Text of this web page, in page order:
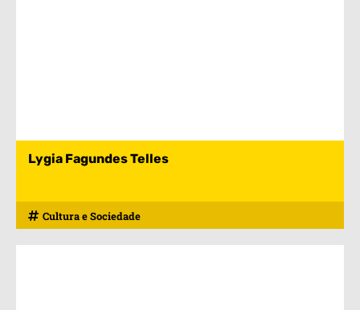
Lygia Fagundes Telles
Cultura e Sociedade